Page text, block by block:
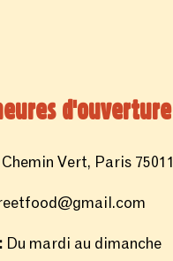
d'ouverture
Vert, Paris 75011
Du mardi au dimanche